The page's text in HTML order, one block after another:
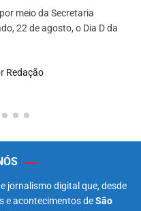
meio da Secretaria
22 de agosto, o Dia D da
Redação
jornalismo digital que, desde
e acontecimentos deSão